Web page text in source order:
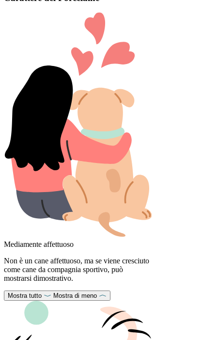
Mediamente affettuoso
Non è un cane affettuoso, ma se viene cresciuto
come cane da compagnia sportivo, può
mostrarsi dimostrativo.
Mostra tutto Mostra di meno